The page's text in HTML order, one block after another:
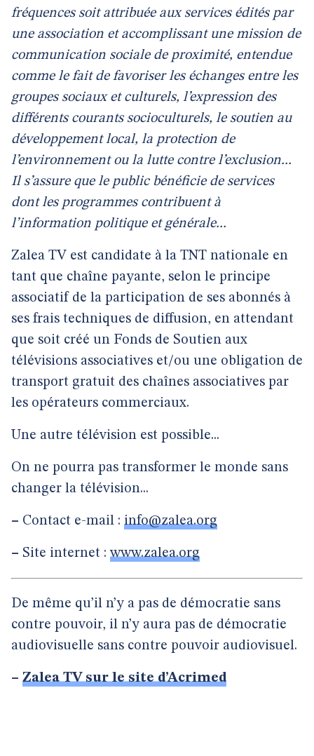
fréquences soit attribuée aux services édités par
une association et accomplissant une mission de
communication sociale de proximité, entendue
comme le fait de favoriser les échanges entre les
groupes sociaux et culturels, l’expression des
différents courants socioculturels, le soutien au
développement local, la protection de
l’environnement ou la lutte contre l’exclusion...
Il s’assure que le public bénéficie de services
dont les programmes contribuent à
l’information politique et générale...
Zalea TV est candidate à la TNT nationale en
tant que chaîne payante, selon le principe
associatif de la participation de ses abonnés à
ses frais techniques de diffusion, en attendant
que soit créé un Fonds de Soutien aux
télévisions associatives et/ou une obligation de
transport gratuit des chaînes associatives par
les opérateurs commerciaux.
Une autre télévision est possible...
On ne pourra pas transformer le monde sans
changer la télévision...
– Contact e-mail : info@zalea.org
– Site internet :www.zalea.org
De même qu’il n’y a pas de démocratie sans
contre pouvoir, il n’y aura pas de démocratie
audiovisuelle sans contre pouvoir audiovisuel.
– Zalea TV sur le site d’Acrimed